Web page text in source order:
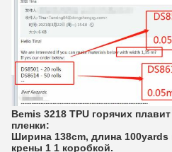
Bemis 3218 TPU горячих
пленки:
Ширина 138cm, длина 100yards
крены 1 1 коробкой.